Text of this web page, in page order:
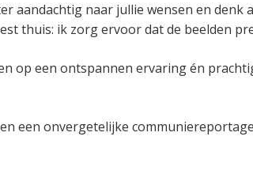
naar jullie wensen en denk
thuis: ik zorg ervoor dat de beelden
een ontspannen ervaring én
een onvergetelijke